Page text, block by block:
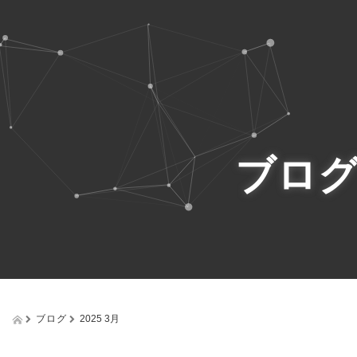
ブロ
ブログ 2025 3月